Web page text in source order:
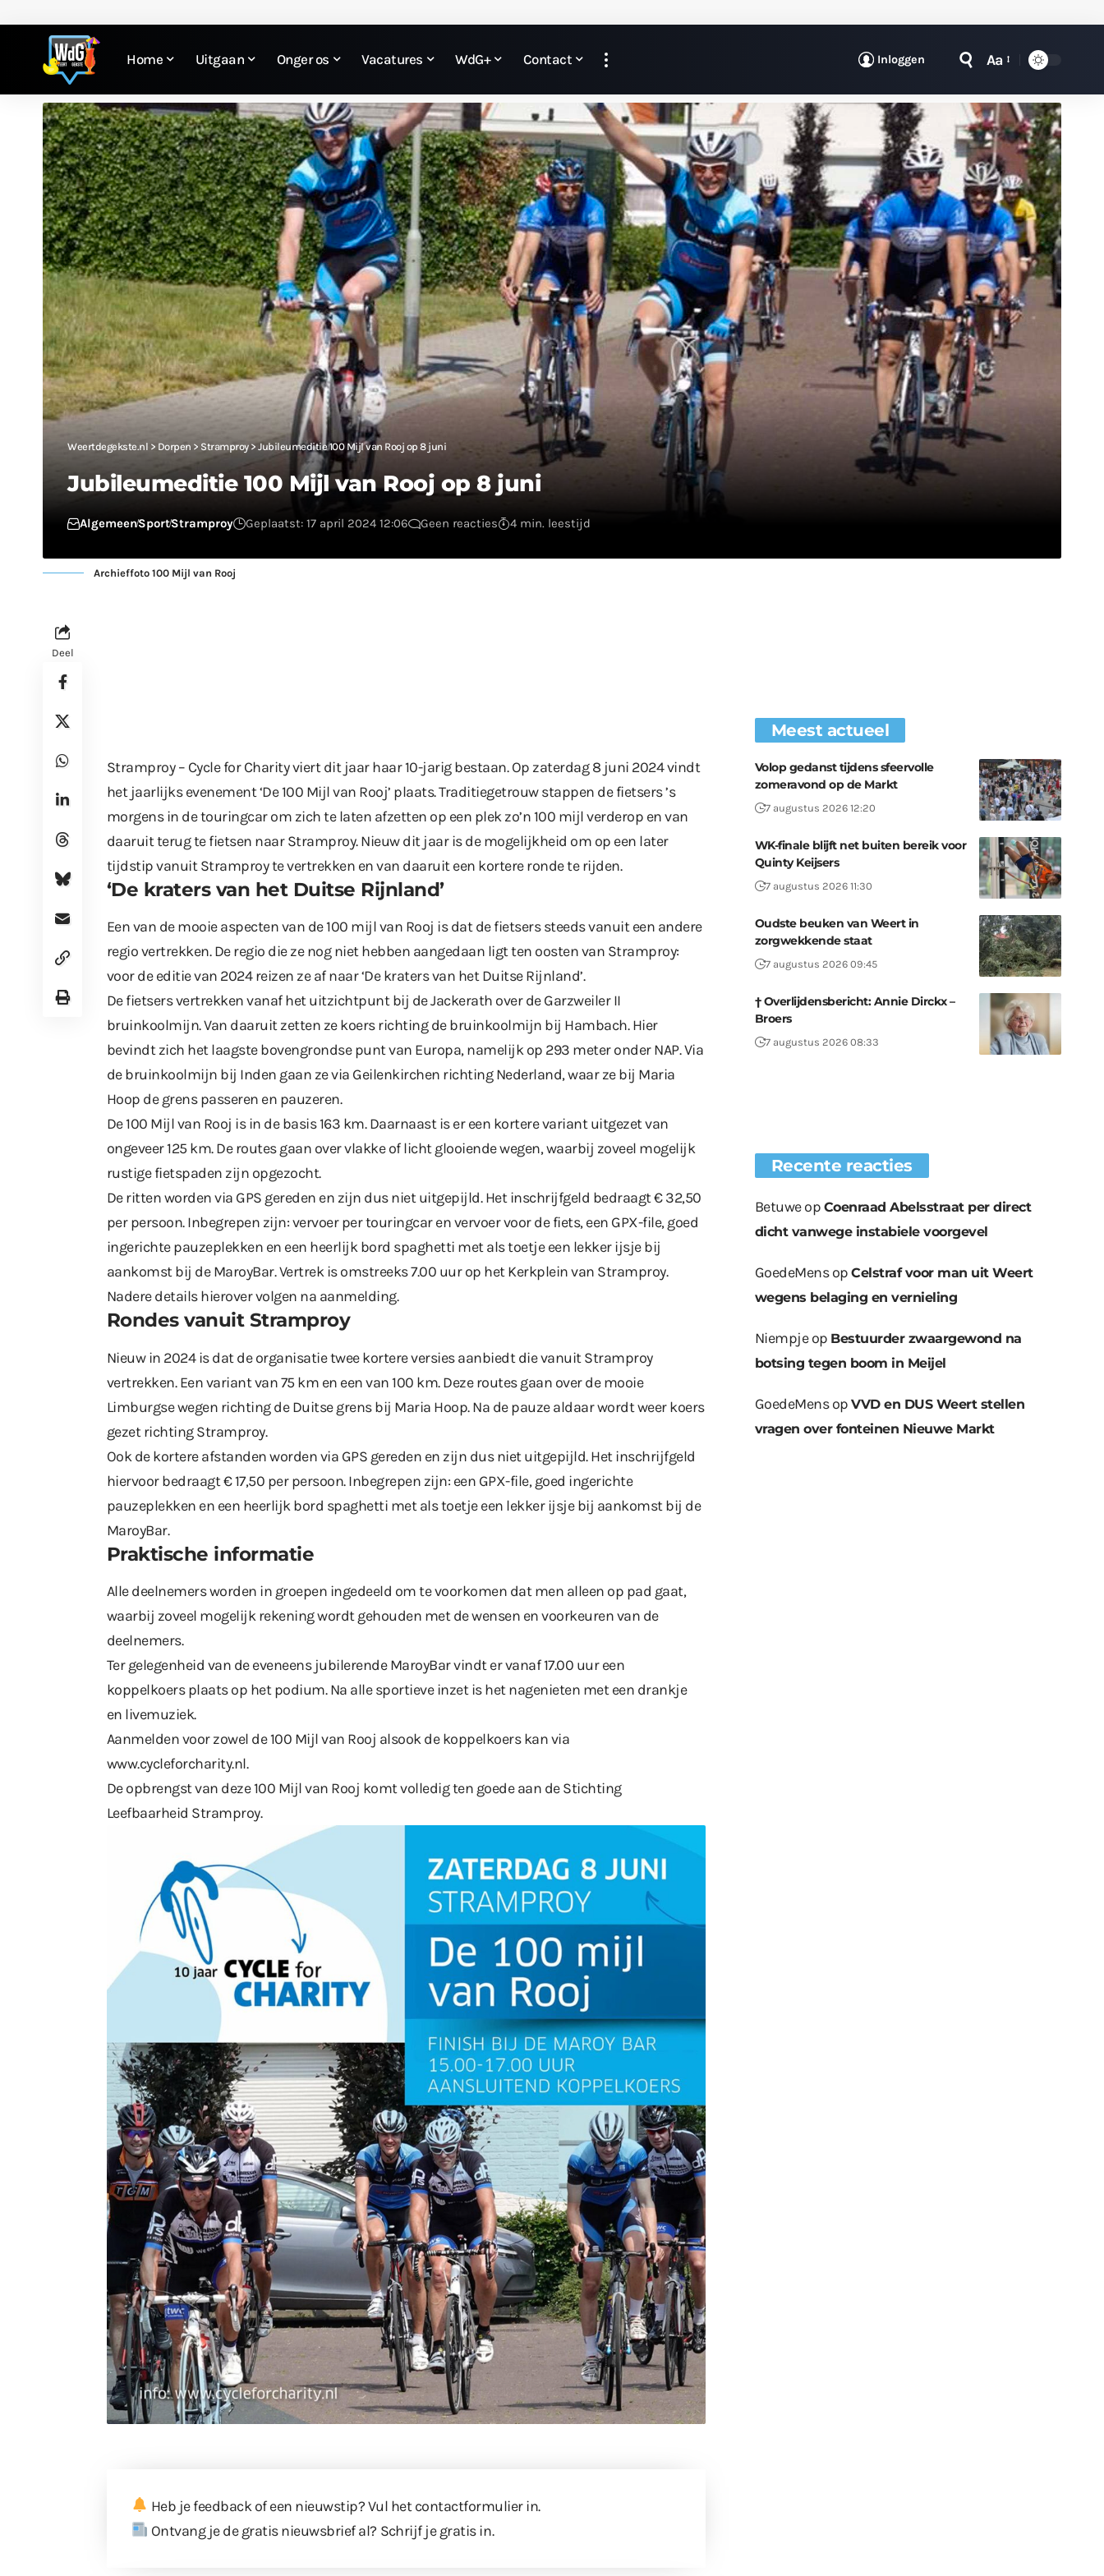
Home Uitgaan Onger os Vacatures WdG+ Contact Inloggen Aa
Weertdegekste.nl > Dorpen > Stramproy> Jubileumeditie 100 Mijl van Rooj op 8 juni
Jubileumeditie 100 Mijl van Rooj op 8 juni
AlgemeenSportStramproy Geplaatst: 17 april 2024 12:06 Geen reacties 4 min. leestijd
Archieffoto 100 Mijl van Rooj
Deel
Stramproy – Cycle for Charity viert dit jaar haar 10-jarig bestaan. Op zaterdag 8 juni 2024 vindt
het jaarlijks evenement ‘De 100 Mijl van Rooj’ plaats. Traditiegetrouw stappen de fietsers ’s
morgens in de touringcar om zich te laten afzetten op een plek zo’n 100 mijl verderop en van
daaruit terug te fietsen naar Stramproy. Nieuw dit jaar is de mogelijkheid om op een later
tijdstip vanuit Stramproy te vertrekken en van daaruit een kortere ronde te rijden.
‘De kraters van het Duitse Rijnland’
Een van de mooie aspecten van de 100 mijl van Rooj is dat de fietsers steeds vanuit een andere
regio vertrekken. De regio die ze nog niet hebben aangedaan ligt ten oosten van Stramproy:
voor de editie van 2024 reizen ze af naar ‘De kraters van het Duitse Rijnland’.
De fietsers vertrekken vanaf het uitzichtpunt bij de Jackerath over de Garzweiler II
bruinkoolmijn. Van daaruit zetten ze koers richting de bruinkoolmijn bij Hambach. Hier
bevindt zich het laagste bovengrondse punt van Europa, namelijk op 293 meter onder NAP. Via
de bruinkoolmijn bij Inden gaan ze via Geilenkirchen richting Nederland, waar ze bij Maria
Hoop de grens passeren en pauzeren.
De 100 Mijl van Rooj is in de basis 163 km. Daarnaast is er een kortere variant uitgezet van
ongeveer 125 km. De routes gaan over vlakke of licht glooiende wegen, waarbij zoveel mogelijk
rustige fietspaden zijn opgezocht.
De ritten worden via GPS gereden en zijn dus niet uitgepijld. Het inschrijfgeld bedraagt € 32,50
per persoon. Inbegrepen zijn: vervoer per touringcar en vervoer voor de fiets, een GPX-file, goed
ingerichte pauzeplekken en een heerlijk bord spaghetti met als toetje een lekker ijsje bij
aankomst bij de MaroyBar. Vertrek is omstreeks 7.00 uur op het Kerkplein van Stramproy.
Nadere details hierover volgen na aanmelding.
Rondes vanuit Stramproy
Nieuw in 2024 is dat de organisatie twee kortere versies aanbiedt die vanuit Stramproy
vertrekken. Een variant van 75 km en een van 100 km. Deze routes gaan over de mooie
Limburgse wegen richting de Duitse grens bij Maria Hoop. Na de pauze aldaar wordt weer koers
gezet richting Stramproy.
Ook de kortere afstanden worden via GPS gereden en zijn dus niet uitgepijld. Het inschrijfgeld
hiervoor bedraagt € 17,50 per persoon. Inbegrepen zijn: een GPX-file, goed ingerichte
pauzeplekken en een heerlijk bord spaghetti met als toetje een lekker ijsje bij aankomst bij de
MaroyBar.
Praktische informatie
Alle deelnemers worden in groepen ingedeeld om te voorkomen dat men alleen op pad gaat,
waarbij zoveel mogelijk rekening wordt gehouden met de wensen en voorkeuren van de
deelnemers.
Ter gelegenheid van de eveneens jubilerende MaroyBar vindt er vanaf 17.00 uur een
koppelkoers plaats op het podium. Na alle sportieve inzet is het nagenieten met een drankje
en livemuziek.
Aanmelden voor zowel de 100 Mijl van Rooj alsook de koppelkoers kan via
www.cycleforcharity.nl.
De opbrengst van deze 100 Mijl van Rooj komt volledig ten goede aan de Stichting
Leefbaarheid Stramproy.
Heb je feedback of een nieuwstip? Vul het contactformulierin.
Ontvang je de gratis nieuwsbrief al? Schrijf je gratis in.
Meest actueel
Volop gedanst tijdens sfeervolle
zomeravond op de Markt
7 augustus 2026 12:20
WK-finale blijft net buiten bereik voor
Quinty Keijsers
7 augustus 2026 11:30
Oudste beuken van Weert in
zorgwekkende staat
7 augustus 2026 09:45
† Overlijdensbericht: Annie Dirckx –
Broers
7 augustus 2026 08:33
Recente reacties
Betuweop Coenraad Abelsstraat per direct
dicht vanwege instabiele voorgevel
GoedeMensopCelstraf voor man uit Weert
wegens belaging en vernieling
Niempjeop Bestuurder zwaargewond na
botsing tegen boom in Meijel
GoedeMensopVVD en DUS Weert stellen
vragen over fonteinen Nieuwe Markt